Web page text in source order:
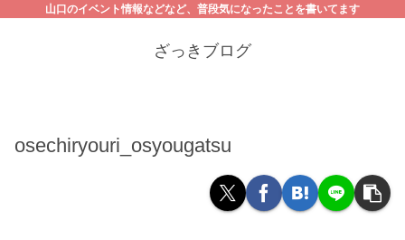
山口のイベント情報などなど、普段気になったことを書いてます
ざっきブログ
osechiryouri_osyougatsu